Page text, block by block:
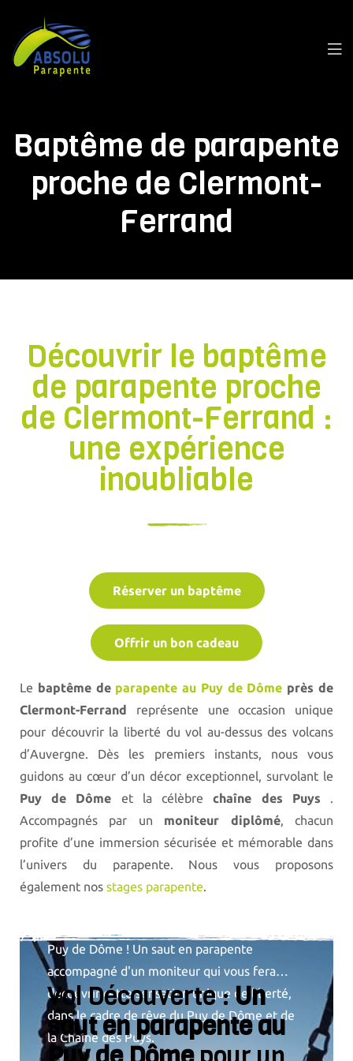
Baptême de parapente
proche de Clermont-
Ferrand
Découvrir le baptême
de parapente proche
de Clermont-Ferrand :
une expérience
inoubliable
Réserver un baptême
Offrir un bon cadeau
Le baptême de parapente au Puy de Dôme près de
Clermont-Ferrand représente une occasion unique
pour découvrir la liberté du vol au-dessus des volcans
d’Auvergne. Dès les premiers instants, nous vous
guidons au cœur d’un décor exceptionnel, survolant le
Puy de Dôme et la célèbrechaîne des Puys
Accompagnés par un moniteur diplômé, chacun
profite d’une immersion sécurisée et mémorable dans
l’univers du parapente. Nous vous proposons
également nos stages parapente
Vol découverte
Puy de Dôme ! Un saut en parapente
accompagné d'un moniteur qui vous fera
découvrir cette sensation unique de liberté,
dans le cadre de rêve du Puy de Dôme et de
la Chaîne des Puys.
Vol Découverte :Un
saut en parapente au